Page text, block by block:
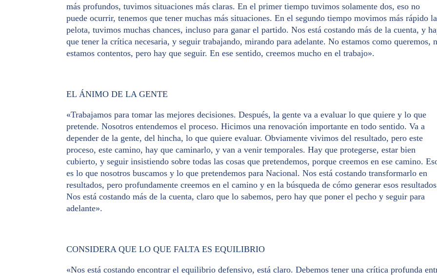
más profundos, tuvimos situaciones más claras. En el primer tiempo tuvimos solamente dos, eso no
puede ocurrir, tenemos que tener muchas más situaciones. En el segundo tiempo movimos más rápido la
pelota, tuvimos muchas chances, incluso para ganar el partido. Nos está costando más de la cuenta, y
que tener la crítica necesaria, y seguir trabajando, mirando para adelante. No estamos como queremos,
estamos contentos, pero hay que seguir. En ese sentido, creemos mucho en el trabajo».
EL ÁNIMO DE LA GENTE
«Trabajamos para tomar las mejores decisiones. Después, la gente va a evaluar lo que quiere y lo que
pretende. Nosotros entendemos el proceso. Hicimos una renovación importante en todo sentido. Va a
depender de la gente, del hincha, lo que quiere evaluar. Obviamente vivimos del resultado, pero este
proceso, este camino, hay que caminarlo, y van a venir temporales. Hay que protegerse, estar bien
cubierto, y seguir insistiendo sobre todas las cosas que pretendemos, porque creemos en ese camino.
es lo que nosotros buscamos y lo que pretendemos para Nacional. Nos está costando transformarlo en
resultados, pero profundamente creemos en el camino y en la búsqueda de cómo generar esos
Nos está costando más de la cuenta, claro que lo sabemos, pero hay que poner el pecho y seguir para
adelante».
CONSIDERA QUE LO QUE FALTA ES EQUILIBRIO
«Nos está costando encontrar el equilibrio defensivo, está claro. Debemos tener una crítica profunda